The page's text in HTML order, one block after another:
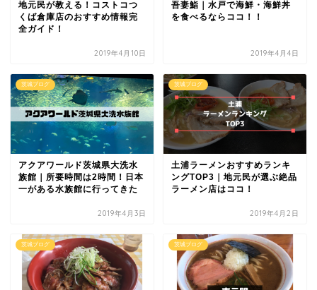
地元民が教える！コストコつ
くば倉庫店のおすすめ情報完
全ガイド！
2019年4月10日
吾妻鮨｜水戸で海鮮・海鮮丼
を食べるならココ！！
2019年4月4日
茨城ブログ
アクアワールド茨城県大洗水
族館｜所要時間は2時間！日本
一がある水族館に行ってきた
2019年4月3日
茨城ブログ
土浦ラーメンおすすめランキ
ングTOP3｜地元民が選ぶ絶品
ラーメン店はココ！
2019年4月2日
茨城ブログ 茨城ブログ